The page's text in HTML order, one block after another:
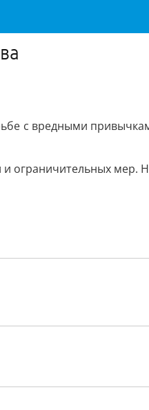
с вредными
ограничительных мер.